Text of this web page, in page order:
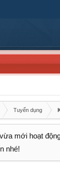
Tuyển dụng
mới hoạt
nhé!